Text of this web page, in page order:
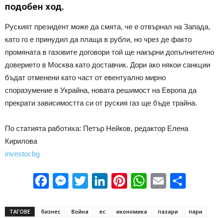
подобен ход.
Руският президент може да смята, че е отвърнал на Запада,
като го е принудил да плаща в рубли, но чрез де факто
промяната в газовите договори той ще накърни допълнително
доверието в Москва като доставчик. Дори ако някои санкции
бъдат отменени като част от евентуално мирно
споразумение в Украйна, новата решимост на Европа да
прекрати зависимостта си от руския газ ще бъде трайна.
По статията работиха: Петър Нейков, редактор Елена
Кирилова
investor.bg
Facebook
Messenger
Twitter
LinkedIn
Pinterest
WhatsApp
Email
ТАГОВЕ бизнес Война ес икономика пазари
пари